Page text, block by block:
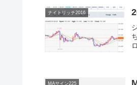
ナイトリッチ2016
MAサイン225